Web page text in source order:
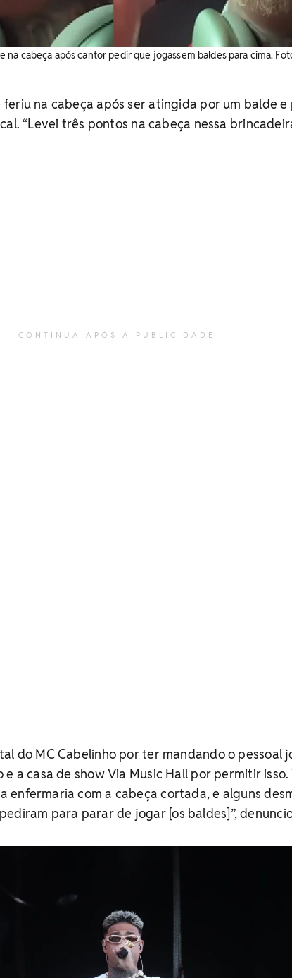
na cabeça após cantor pedir que jogassem baldes para cima.
na cabeça após ser atingida por um balde e
“Levei três pontos na cabeça nessa
CONTINUA APÓS A PUBLICIDADE
do MC Cabelinho por ter mandando o pessoal
a casa de show Via Music Hall por permitir isso.
enfermaria com a cabeça cortada, e alguns
para parar de jogar [os baldes]”,